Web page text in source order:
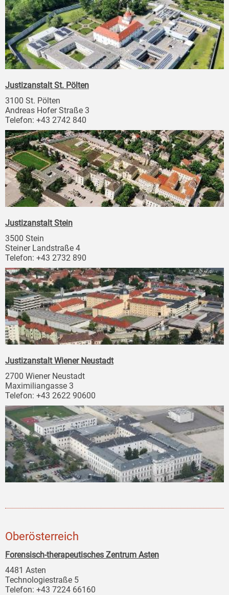
Justizanstalt St. Pölten
3100 St. Pölten
Andreas Hofer Straße 3
Telefon: +43 2742 840
Justizanstalt Stein
3500 Stein
Steiner Landstraße 4
Telefon: +43 2732 890
Justizanstalt Wiener Neustadt
2700 Wiener Neustadt
Maximiliangasse 3
Telefon: +43 2622 90600
Oberösterreich
Forensisch-therapeutisches Zentrum Asten
4481 Asten
Technologiestraße 5
Telefon: +43 7224 66160